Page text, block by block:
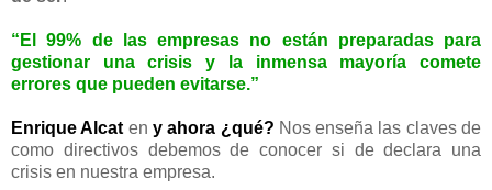
“El 99% de las empresas no están preparadas para
gestionar una crisis y la inmensa mayoría comete
errores que pueden evitarse.”
Enrique Alcat en y ahora ¿qué? Nos enseña las claves de
como directivos debemos de conocer si de declara una
crisis en nuestra empresa.